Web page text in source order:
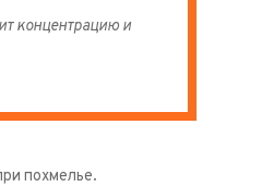
концентрацию и
похмелье.